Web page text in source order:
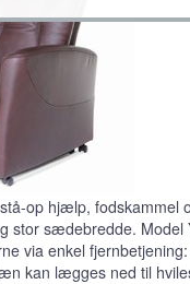
op hjælp, fodskammel
stor sædebredde. Model
via enkel
kan lægges ned til